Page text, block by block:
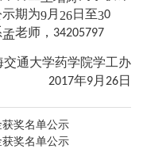
期为9月 26日至30
孟老师， 34205797
交通大学药学院学工办
2017年9月26日
奖名单公示
奖名单公示